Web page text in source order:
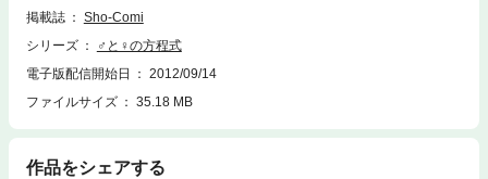
掲載誌
Sho-Comi
シリーズ
♂と♀の方程式
電子版配信開始日
2012/09/14
ファイルサイズ
35.18 MB
作品をシェアする